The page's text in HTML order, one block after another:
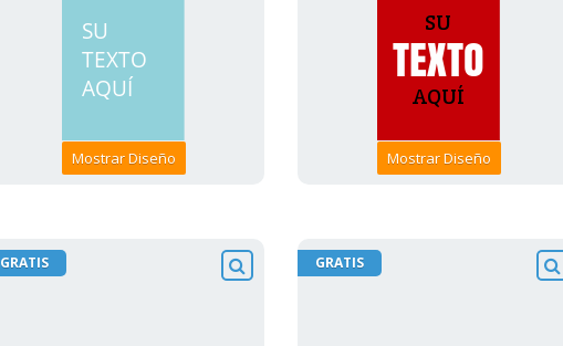
Mostrar Diseño Mostrar Diseño
GRATIS GRATIS